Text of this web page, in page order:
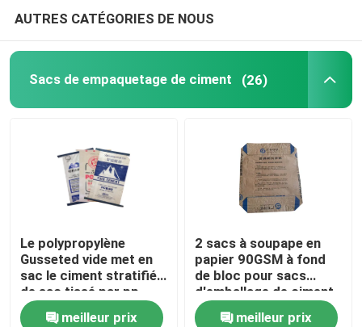
EVA sac à fondue basse
AUTRES CATÉGORIES DE NOUS
Sacs de empaquetage de ciment (26)
Le polypropylène
Gusseted vide met en
sac le ciment stratifié
de sac tissé par pp
meilleur prix
2 sacs à soupape en
papier 90GSM à fond
de bloc pour sacs
d'emballage de ciment
de 50 kg
meilleur prix